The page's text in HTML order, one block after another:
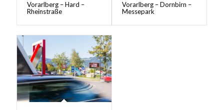
Vorarlberg – Hard –
Rheinstraße
Vorarlberg – Dornbirn –
Messepark